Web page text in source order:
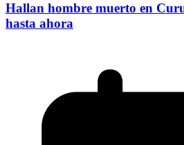
Hallan hombre muerto en
hasta ahora